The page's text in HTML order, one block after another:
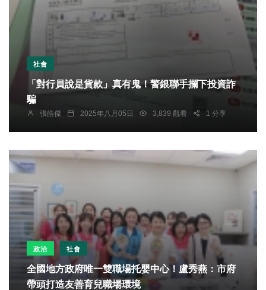
社會
「對行員說是貨款」真有鬼！警銀聯手攔下投資詐
騙
張皓傑 2025年八月05日 3,839 觀看 1 分享
政治 社會
全國地方政府唯一雙職場托嬰中心！盧秀燕：市府
帶頭打造友善育兒職場環境